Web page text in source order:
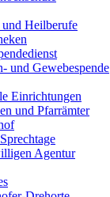
Heilberufe
und Gewebespende
Einrichtungen
und Pfarrämter
Agentur